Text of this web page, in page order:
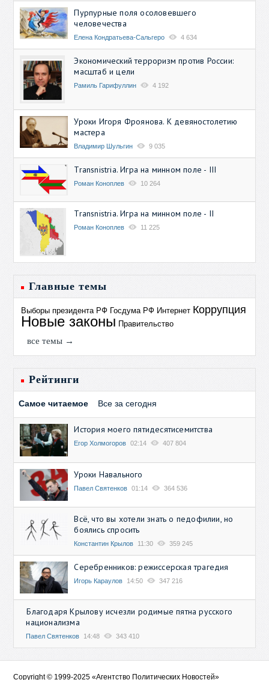
Пурпурные поля осоловевшего
человечества
Елена Кондратьева-Сальгеро 4 634
Экономический терроризм против России:
масштаб и цели
Рамиль Гарифуллин 4 192
Уроки Игоря Фроянова. К девяностолетию
мастера
Владимир Шульгин 9 035
Transnistria. Игра на минном поле - III
Роман Коноплев 10 264
Transnistria. Игра на минном поле - II
Роман Коноплев 11 225
Главные темы
Выборы президента РФ Госдума РФ Интернет Коррупция
Новые законы Правительство
все темы →
Рейтинги
Самое читаемое Все за сегодня
История моего пятидесятисемитства
Егор Холмогоров 02:14 407 804
Уроки Навального
Павел Святенков 01:14 364 536
Всё, что вы хотели знать о педофилии, но
боялись спросить
Константин Крылов 11:30 359 245
Серебренников: режиссерская трагедия
Игорь Караулов 14:50 347 216
Благодаря Крылову исчезли родимые пятна русского
национализма
Павел Святенков 14:48 343 410
Copyright © 1999-2025 «Агентство Политических Новостей»